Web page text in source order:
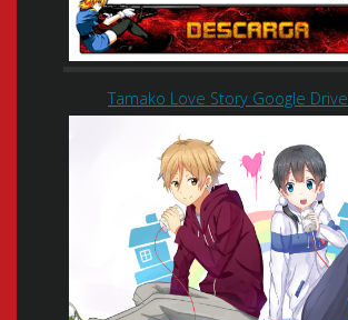
Tamako Love Story Google Drive